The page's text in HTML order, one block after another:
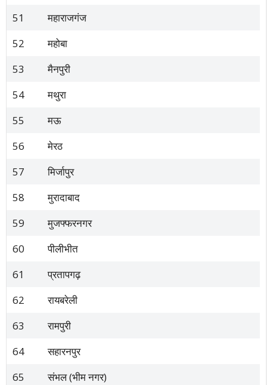
51
महाराजगंज
52
महोबा
53
मैनपुरी
54
मथुरा
55
मऊ
56
मेरठ
57
मिर्जापुर
58
मुरादाबाद
59
मुजफ्फरनगर
60
पीलीभीत
61
प्रतापगढ़
62
रायबरेली
63
रामपुरी
64
सहारनपुर
65
संभल (भीम नगर)